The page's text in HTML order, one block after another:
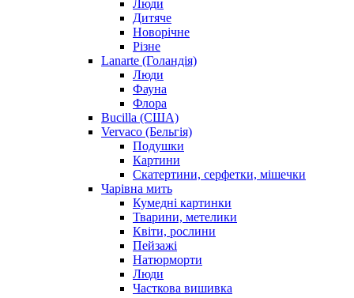
Люди
Дитяче
Новорічне
Різне
Lanarte (Голандія)
Люди
Фауна
Флора
Bucilla (США)
Vervaco (Бельгія)
Подушки
Картини
Скатертини, серфетки, мішечки
Чарiвна мить
Кумедні картинки
Тварини, метелики
Квіти, рослини
Пейзажі
Натюрморти
Люди
Часткова вишивка